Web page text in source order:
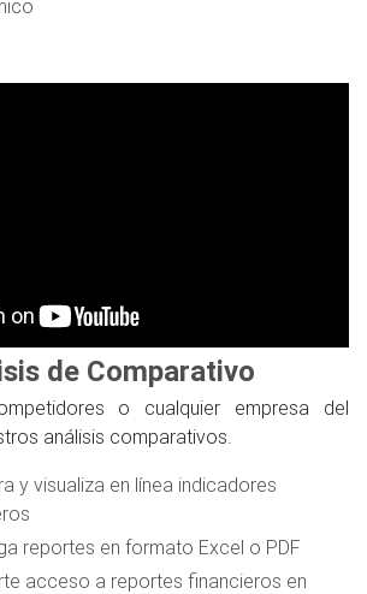
de Comparativo
o cualquier empresa del
análisis comparativos.
y visualiza en línea indicadores
reportes en formato Excel o PDF
acceso a reportes financieros en